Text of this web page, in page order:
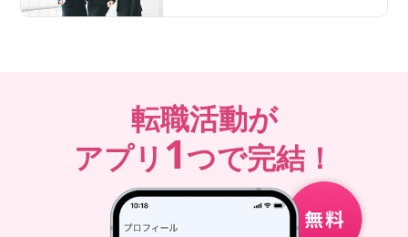
転職活動が
アプリ 1つで完結！